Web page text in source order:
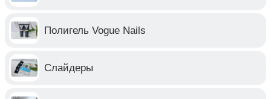
Полигель Vogue Nails
Слайдеры